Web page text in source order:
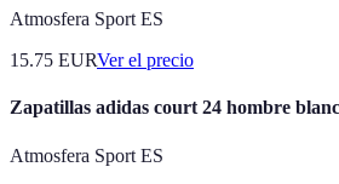
Atmosfera Sport ES
15.75 EURVer el precio
Zapatillas adidas court 24 hombre
Atmosfera Sport ES